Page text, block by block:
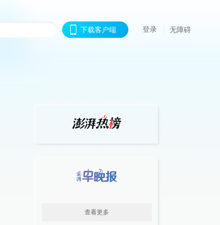
下载客户端 登录 无障碍
查看更多